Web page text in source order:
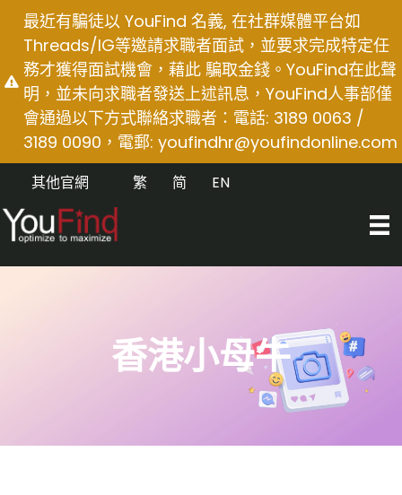
content
最近有騙徒以 YouFind 名義, 在社群媒體平台如
Threads/IG等邀請求職者面試，並要求完成特定任
務才獲得面試機會，藉此 騙取金錢。YouFind在此聲
明，並未向求職者發送上述訊息，YouFind人事部僅
會通過以下方式聯絡求職者：電話: 3189 0063 /
3189 0090，電郵: youfindhr@youfindonline.com
其他官網 EN
简
繁
香港小母牛